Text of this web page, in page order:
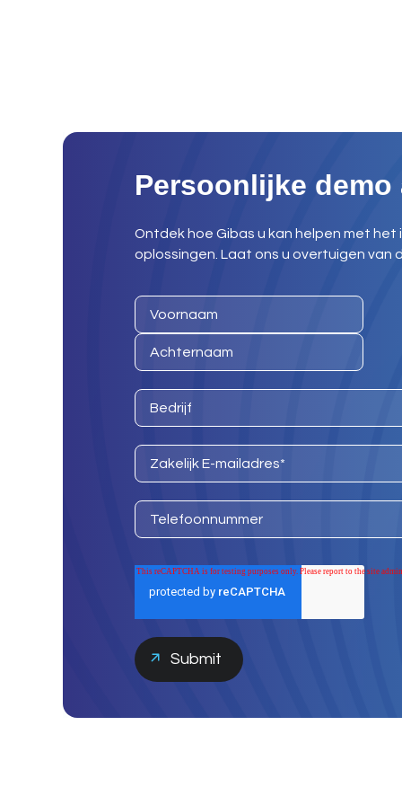
Persoonlijke demo
Ontdek hoe Gibas u kan helpen met het
oplossingen. Laat ons u overtuigen van